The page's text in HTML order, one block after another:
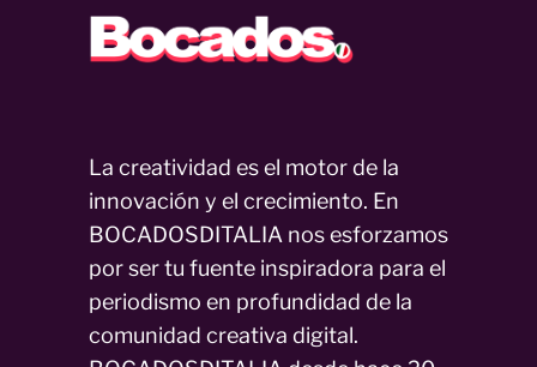
La creatividad es el motor de la
innovación y el crecimiento. En
BOCADOSDITALIA nos esforzamos
por ser tu fuente inspiradora para el
periodismo en profundidad de la
comunidad creativa digital.